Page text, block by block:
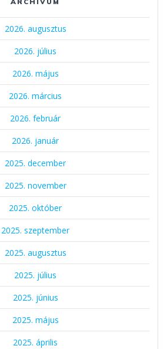
2026. augusztus
2026. július
2026. május
2026. március
2026. február
2026. január
2025. december
2025. november
2025. október
2025. szeptember
2025. augusztus
2025. július
2025. június
2025. május
2025. április